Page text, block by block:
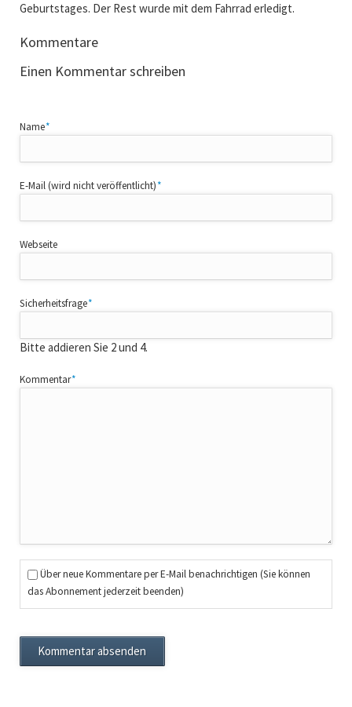
Geburtstages. Der Rest wurde mit dem Fahrrad erledigt.
Kommentare
Einen Kommentar schreiben
Pflichtfeld
Name*
Pflichtfeld
E-Mail (wird nicht veröffentlicht)*
Webseite
Pflichtfeld
Sicherheitsfrage*
Bitte addieren Sie 2 und 4.
Pflichtfeld
Kommentar*
Über neue Kommentare per E-Mail benachrichtigen (Sie können
das Abonnement jederzeit beenden)
Kommentar absenden